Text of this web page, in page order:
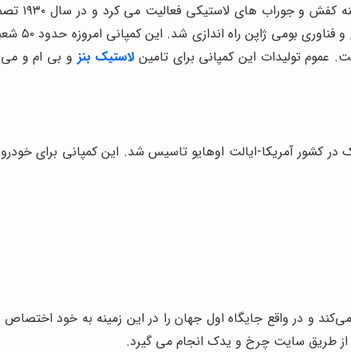
شخصی که این
تولیدات این کمپانی برای تامین لاستیک بنز و بی ام و
کشور آمریکا-ایالت اوهایو تاسیس شد. این کمپانی برای
و در واقع جایگاه اول جهان را در این زمینه به خود
از طریق سایت چرخ و یدک انجام می گیرد.